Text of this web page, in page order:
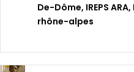
De-Dôme, IREPS ARA,
rhône-alpes